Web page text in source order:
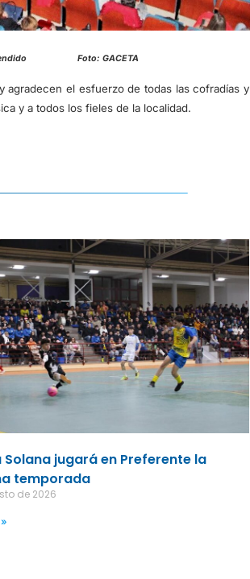
Foto: GACETA
agradecen el esfuerzo de todas las cofradías y
y a todos los fieles de la localidad.
Solana jugará en Preferente la
temporada
de 2026